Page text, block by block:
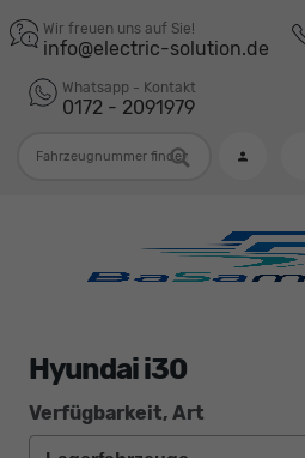
Wir freuen uns auf Sie!
info@electric-solution.de
Whatsapp - Kontakt
0172 - 2091979
Hyundai i30
Verfügbarkeit, Art